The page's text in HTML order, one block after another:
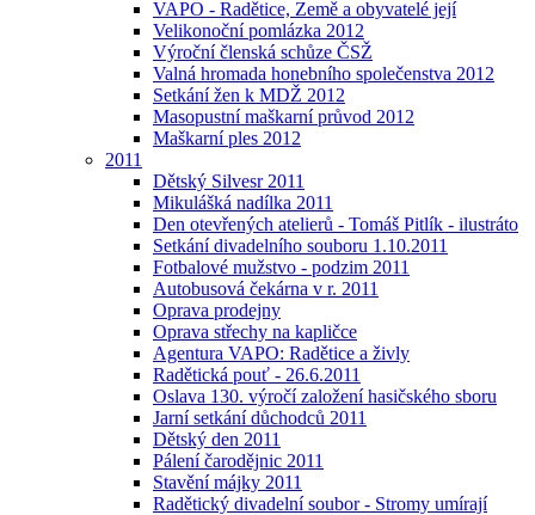
VAPO - Radětice, Země a obyvatelé její
Velikonoční pomlázka 2012
Výroční členská schůze ČSŽ
Valná hromada honebního společenstva 2012
Setkání žen k MDŽ 2012
Masopustní maškarní průvod 2012
Maškarní ples 2012
2011
Dětský Silvesr 2011
Mikulášká nadílka 2011
Den otevřených atelierů - Tomáš Pitlík - ilustráto
Setkání divadelního souboru 1.10.2011
Fotbalové mužstvo - podzim 2011
Autobusová čekárna v r. 2011
Oprava prodejny
Oprava střechy na kapličce
Agentura VAPO: Radětice a živly
Radětická pouť - 26.6.2011
Oslava 130. výročí založení hasičského sboru
Jarní setkání důchodců 2011
Dětský den 2011
Pálení čarodějnic 2011
Stavění májky 2011
Radětický divadelní soubor - Stromy umírají